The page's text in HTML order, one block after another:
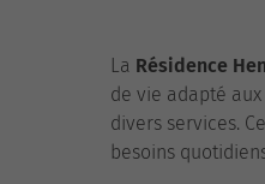
La Résidence
de vie adapté
divers services.
besoins